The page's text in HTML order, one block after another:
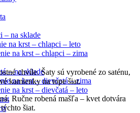
– na sklade
na krst – chlapci – leto
na krst – chlapci – zima
– na sklade
na krst – dievčatá – zima
na krst – dievčatá – leto
chvíle. Šaty sú vyrobené zo saténu,
kamienky na tope šiat.
Ručne robená mašľa – kvet dotvára
šiat.